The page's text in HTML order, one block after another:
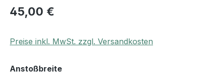
45,00 €
Preise inkl. MwSt. zzgl. Versandkosten
Anstoßbreiteauswählen